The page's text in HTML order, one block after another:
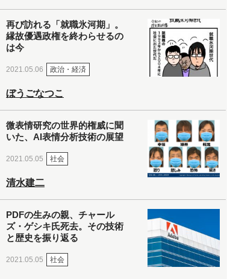
再び訪れる「就職氷河期」。
縁故優遇政権を終わらせるの
は今
2021.05.06 政治・経済
ぼうごなつこ
微表情研究の世界的権威に聞
いた、AI表情分析技術の展望
2021.05.05 社会
清水建二
PDFの生みの親、チャール
ズ・ゲシキ氏死去。その技術
と歴史を振り返る
2021.05.05 社会